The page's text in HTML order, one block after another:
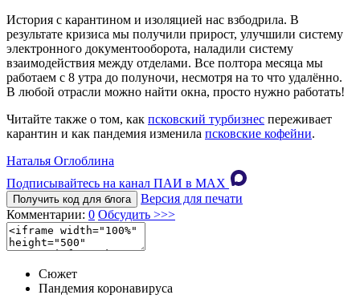
История с карантином и изоляцией нас взбодрила. В
результате кризиса мы получили прирост, улучшили систему
электронного документооборота, наладили систему
взаимодействия между отделами. Все полтора месяца мы
работаем с 8 утра до полуночи, несмотря на то что удалённо.
В любой отрасли можно найти окна, просто нужно работать!
Читайте также о том, как псковский турбизнес переживает
карантин и как пандемия изменила псковские кофейни.
Наталья Оглоблина
Подписывайтесь на канал ПАИ в MAХ
Получить код для блога
Версия для печати
Комментарии: 0 Обсудить >>>
Сюжет
Пандемия коронавируса